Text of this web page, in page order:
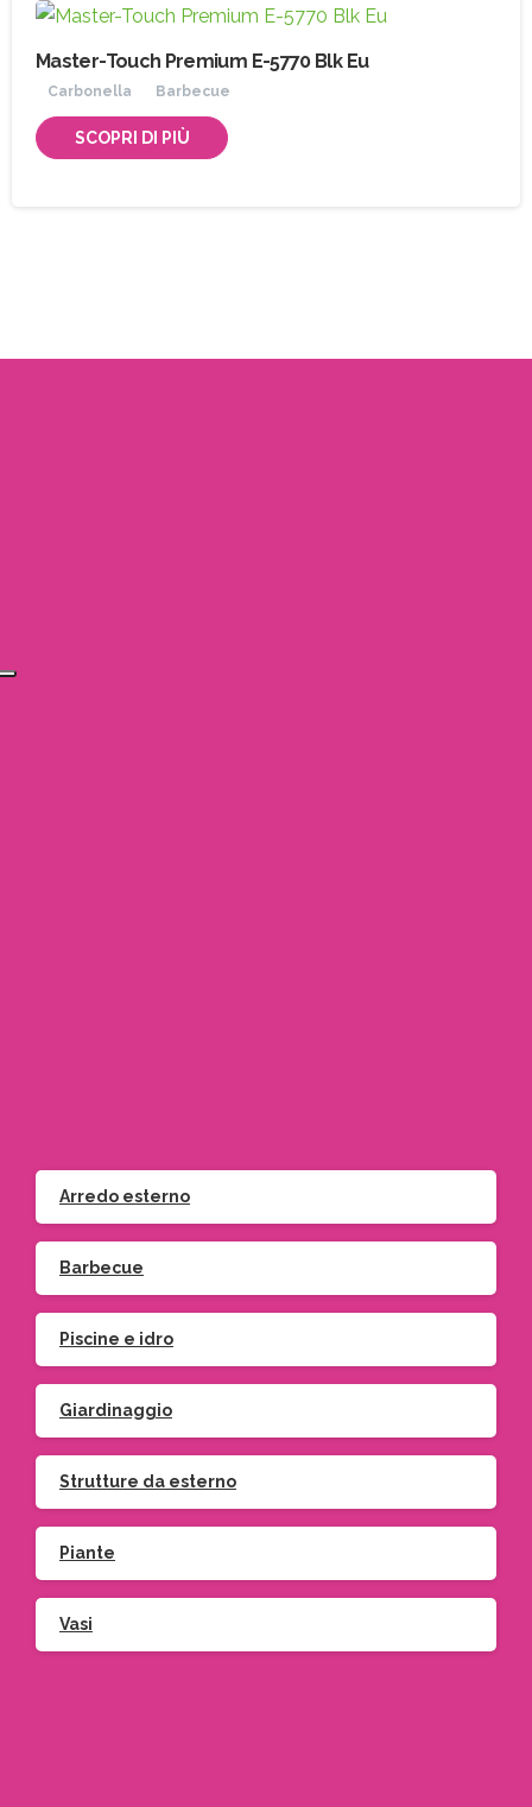
Master-Touch Premium E-5770 Blk Eu
Carbonella Barbecue
SCOPRI DI PIÙ
Arredo esterno
Barbecue
Piscine e idro
Giardinaggio
Strutture da esterno
Piante
Vasi